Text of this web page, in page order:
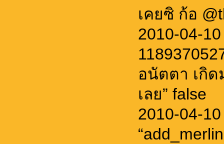
เคยซิ ก้อ
2010-04-
อนัตตา เกิด
เลย” false
2010-04-